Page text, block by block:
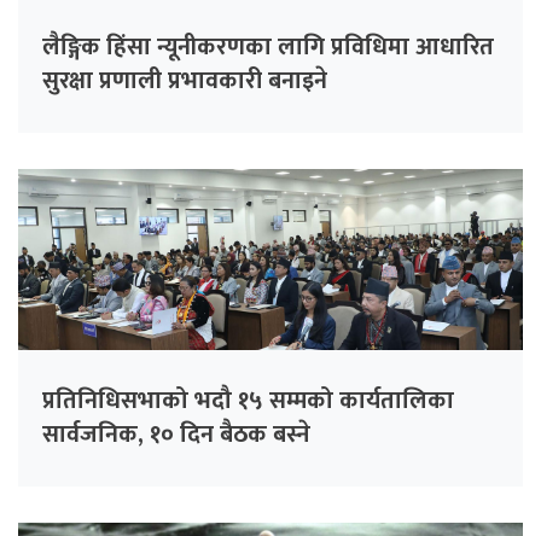
लैङ्गिक हिंसा न्यूनीकरणका लागि प्रविधिमा आधारित
सुरक्षा प्रणाली प्रभावकारी बनाइने
प्रतिनिधिसभाको भदौ १५ सम्मको कार्यतालिका
सार्वजनिक, १० दिन बैठक बस्ने